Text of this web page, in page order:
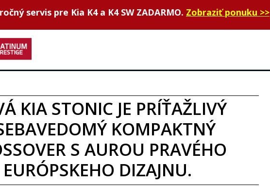
servis pre Kia K4 a K4 SW ZADARMO. Zobraziť ponuku >>
KIA STONIC JE PRÍŤAŽLIVÝ
KOMPAKTNÝ
S AUROU PRAVÉHO
EURÓPSKEHO DIZAJNU.